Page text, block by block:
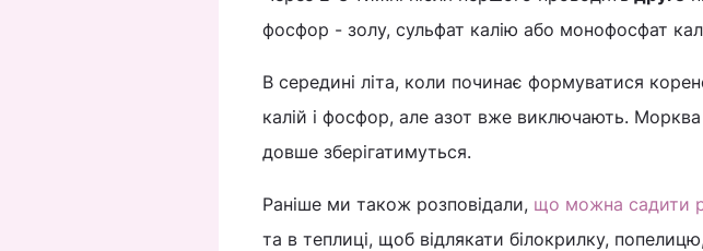
фосфор - золу, сульфат калію або монофосфат
В середині літа, коли починає формуватися
калій і фосфор, але азот вже виключають.
довше зберігатимуться.
Раніше ми також розповідали, що можна садити
та в теплиці, щоб відлякати білокрилку,